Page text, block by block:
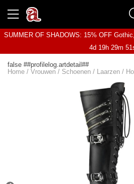
SUMMER OF SHADOWS: 15% OFF
4d 19h 29m
false ##profilelog.artdetail##
Home / Vrouwen / Schoenen / Laarzen /